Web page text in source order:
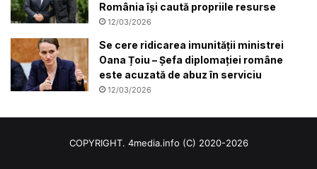
România își caută propriile resurse
12/03/2026
Se cere ridicarea imunității ministrei
Oana Țoiu – Șefa diplomației române
este acuzată de abuz în serviciu
12/03/2026
COPYRIGHT. 4media.info (C) 2020-2026